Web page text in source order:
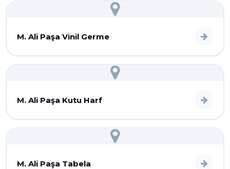
M. Ali Paşa Vinil Germe
M. Ali Paşa Kutu Harf
M. Ali Paşa Tabela